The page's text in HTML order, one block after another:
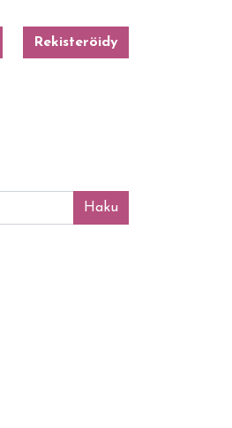
Rekisteröidy